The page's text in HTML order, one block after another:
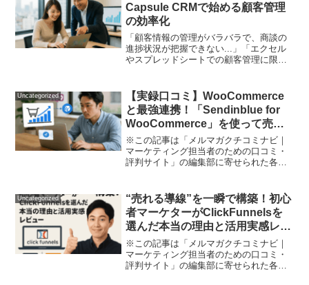
Capsule CRMで始める顧客管理
の効率化
「顧客情報の管理がバラバラで、商談の
進捗状況が把握できない...」「エクセル
やスプレッドシートでの顧客管理に限界
んか？私も以前は同じ悩みを抱えていま
した。そんな時に...
Uncategorized
【実録口コミ】WooCommerce
と最強連携！「Sendinblue for
WooCommerce」を使って売
上・リピーターが劇的改善した体
験記
※この記事は「メルマガクチコミナビ｜
マーケティング担当者のための口コミ・
評判サイト」の編集部に寄せられた各商
営しているけど、リピーターも少なく、
新規購入者へのフォローも...
Uncategorized
“売れる導線”を一瞬で構築！初心
者マーケターがClickFunnelsを
選んだ本当の理由と活用実感レビ
ュー
※この記事は「メルマガクチコミナビ｜
マーケティング担当者のための口コミ・
評判サイト」の編集部に寄せられた各商